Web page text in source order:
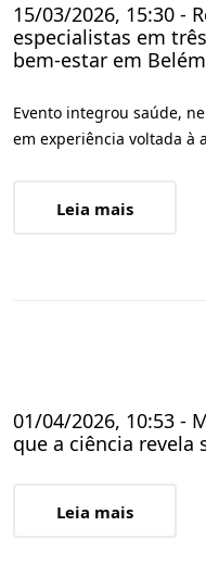
15/03/2026, 15:30 -
especialistas em
bem-estar em
Evento integrou saúde,
em experiência voltada à
Leia mais
01/04/2026, 10:53 -
que a ciência
Leia mais